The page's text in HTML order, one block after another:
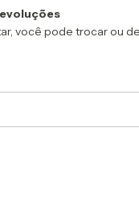
você pode trocar ou